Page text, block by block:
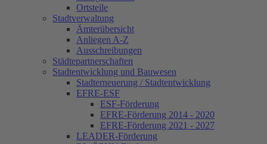
Ortsteile
Stadtverwaltung
Ämterübersicht
Anliegen A-Z
Ausschreibungen
Städtepartnerschaften
Stadtentwicklung und Bauwesen
Stadterneuerung / Stadtentwicklung
EFRE-ESF
ESF-Förderung
EFRE-Förderung 2014 - 2020
EFRE-Förderung 2021 - 2027
LEADER-Förderung